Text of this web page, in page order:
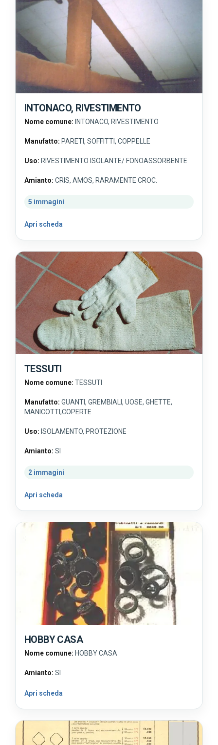
INTONACO, RIVESTIMENTO
Nome comune: INTONACO, RIVESTIMENTO
Manufatto: PARETI, SOFFITTI, COPPELLE
Uso: RIVESTIMENTO ISOLANTE/ FONOASSORBENTE
Amianto: CRIS, AMOS, RARAMENTE CROC.
5 immagini
Apri scheda
TESSUTI
Nome comune: TESSUTI
Manufatto: GUANTI, GREMBIALI, UOSE, GHETTE,
MANICOTTI,COPERTE
Uso: ISOLAMENTO, PROTEZIONE
Amianto: SI
2 immagini
Apri scheda
HOBBY CASA
Nome comune: HOBBY CASA
Amianto: SI
Apri scheda